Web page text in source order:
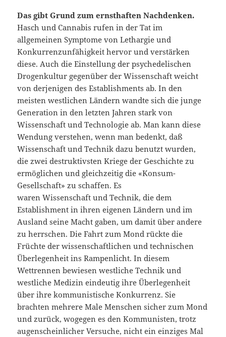
Das gibt Grund zum ernsthaften Nachdenken.
Hasch und Cannabis rufen in der Tat im
allgemeinen Symptome von Lethargie und
Konkurrenzunfähigkeit hervor und verstärken
diese. Auch die Einstellung der psychedelischen
Drogenkultur gegenüber der Wissenschaft weicht
von derjenigen des Establishments ab. In den
meisten westlichen Ländern wandte sich die junge
Generation in den letzten Jahren stark von
Wissenschaft und Technologie ab. Man kann diese
Wendung verstehen, wenn man bedenkt, daß
Wissenschaft und Technik dazu benutzt wurden,
die zwei destruktivsten Kriege der Geschichte zu
ermöglichen und gleichzeitig die «Konsum-
Gesellschaft» zu schaffen. Es
waren Wissenschaft und Technik, die dem
Establishment in ihren eigenen Ländern und im
Ausland seine Macht gaben, um damit über andere
zu herrschen. Die Fahrt zum Mond rückte die
Früchte der wissenschaftlichen und technischen
Überlegenheit ins Rampenlicht. In diesem
Wettrennen bewiesen westliche Technik und
westliche Medizin eindeutig ihre Überlegenheit
über ihre kommunistische Konkurrenz. Sie
brachten mehrere Male Menschen sicher zum Mond
und zurück, wogegen es den Kommunisten, trotz
augenscheinlicher Versuche, nicht ein einziges Mal